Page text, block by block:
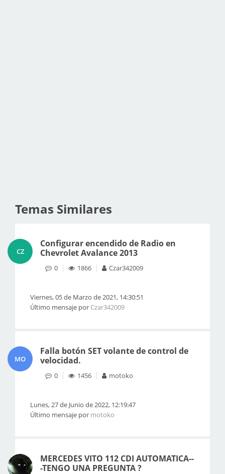
Temas Similares
CZ
Configurar encendido de Radio en
Chevrolet Avalance 2013
0 1866 Czar342009
Viernes, 05 de Marzo de 2021, 14:30:51
Último mensaje por Czar342009
MO
Falla botón SET volante de control de
velocidad.
0 1456 motoko
Lunes, 27 de Junio de 2022, 12:19:47
Último mensaje por motoko
MERCEDES VITO 112 CDI AUTOMATICA--
-TENGO UNA PREGUNTA ?